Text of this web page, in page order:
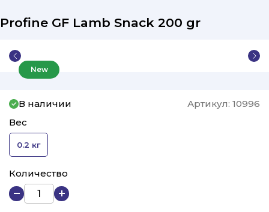
Profine GF Lamb Snack 200 gr
New
В наличии Артикул: 10996
Вес
0.2 кг
Количество